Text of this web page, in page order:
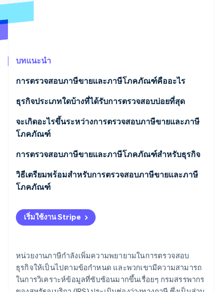
บทแนะนำ
การตรวจสอบภาษีขายและภาษีโภคภัณฑ์คืออะไร
ธุรกิจประเภทใดบ้างที่ได้รับการตรวจสอบบ่อยที่สุด
จะเกิดอะไรขึ้นระหว่างการตรวจสอบภาษีขายและภาษี
โภคภัณฑ์
คําขอเอกสาร
วิธีการตรวจสอบ
ผลลัพธ์และผลที่ตามมา
การตรวจสอบภาษีขายและภาษีโภคภัณฑ์สําหรับธุรกิจ
ค่าใช้จ่ายทางการเงิน
วิธีเตรียมพร้อมสําหรับการตรวจสอบภาษีขายและภาษี
โภคภัณฑ์
เริ่มใช้งาน Stripe
หน่วยงานภาษีกำลังเพิ่มความพยายามในการตรวจสอบ
ธุรกิจให้เป็นไปตามข้อกำหนด และพวกเขามีความสามารถ
ในการวิเคราะห์ข้อมูลที่ซับซ้อนมากขึ้นเรื่อยๆ กรมสรรพากร